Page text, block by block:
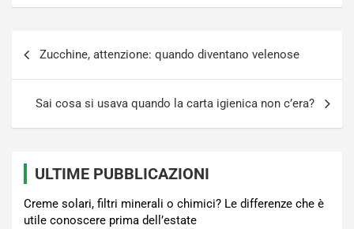
Zucchine, attenzione: quando diventano velenose
Sai cosa si usava quando la carta igienica non c’era?
ULTIME PUBBLICAZIONI
Creme solari, filtri minerali o chimici? Le differenze che è
utile conoscere prima dell’estate